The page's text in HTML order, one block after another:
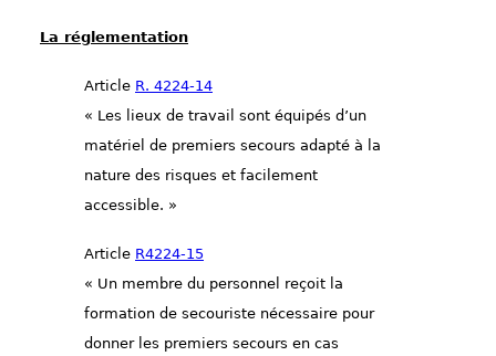
La réglementation
Article R. 4224-14
« Les lieux de travail sont équipés d’un
matériel de premiers secours adapté à la
nature des risques et facilement
accessible. »
Article R4224-15
« Un membre du personnel reçoit la
formation de secouriste nécessaire pour
donner les premiers secours en cas